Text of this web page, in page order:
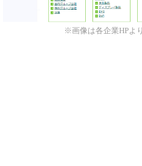
※画像は各企業HPよ